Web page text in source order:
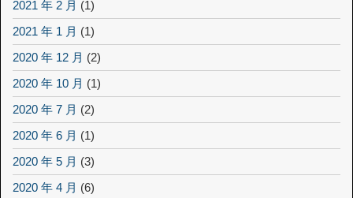
2021 年 2 月 (1)
2021 年 1 月 (1)
2020 年 12 月 (2)
2020 年 10 月 (1)
2020 年 7 月 (2)
2020 年 6 月 (1)
2020 年 5 月 (3)
2020 年 4 月 (6)